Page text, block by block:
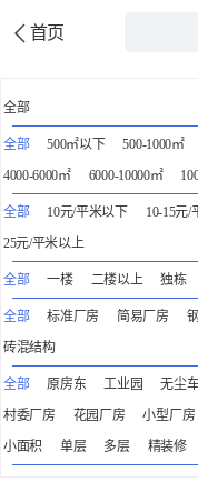
首页
全部
全部 500㎡以下 500-1000㎡
4000-6000㎡
6000-10000㎡
全部 10元/平米以下 10-15元/
25元/平米以上
全部 一楼 二楼以上 独栋
全部 标准厂房 简易厂房
砖混结构
全部 原房东 工业园 无尘
村委厂房
花园厂房 小型厂房
小面积
单层 多层 精装修